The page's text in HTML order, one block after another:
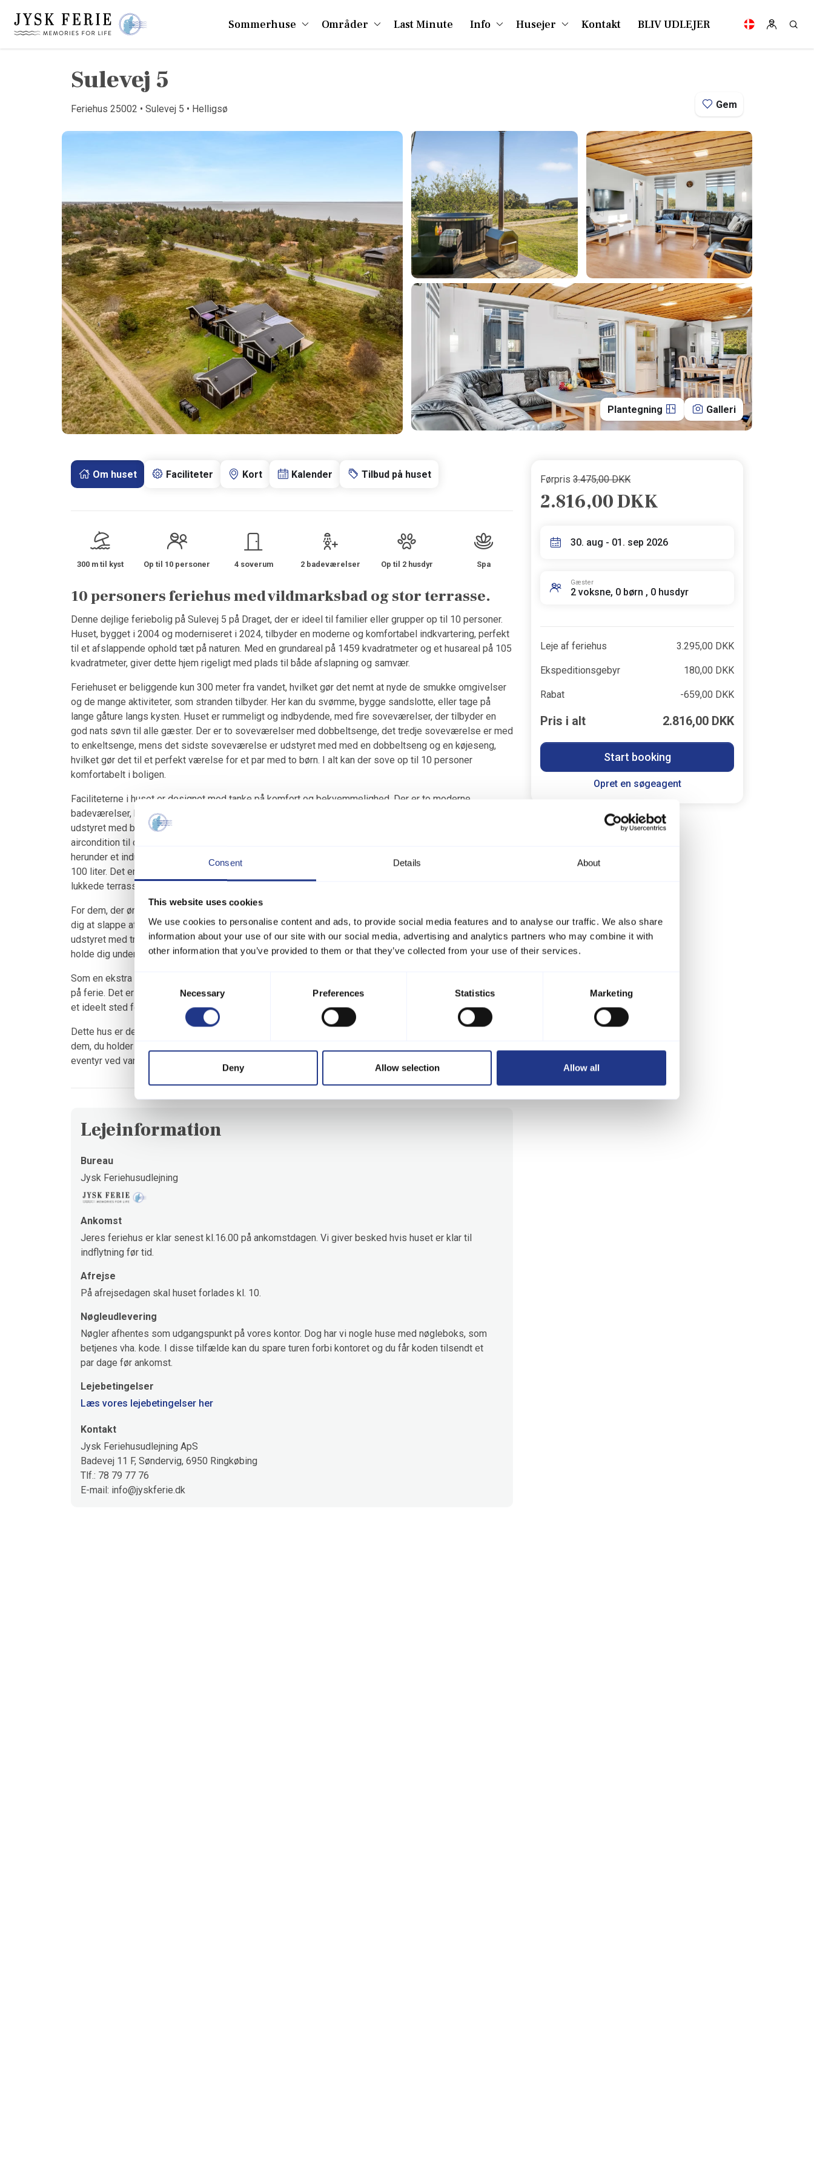
Consent Details About
This website uses cookies
We use cookies to personalise content and ads, to provide social media features and to analyse our traffic. We also share
information about your use of our site with our social media, advertising and analytics partners who may combine it with
other information that you’ve provided to them or that they’ve collected from your use of their services.
Necessary Preferences Statistics Marketing
Deny Allow selection Allow all
Sommerhuse Områder Last Minute Info Husejer Kontakt BLIV UDLEJER
Sulevej 5
Feriehus 25002 • Sulevej 5 • Helligsø Gem
Plantegning Galleri
Om huset Faciliteter Kort Kalender Tilbud på huset
300 m til kyst Op til 10 personer 4 soverum 2 badeværelser Op til 2 husdyr Spa
10 personers feriehus med vildmarksbad og stor terrasse.
Denne dejlige feriebolig på Sulevej 5 på Draget, der er ideel til familier eller grupper op til 10 personer.
Huset, bygget i 2004 og moderniseret i 2024, tilbyder en moderne og komfortabel indkvartering, perfekt
til et afslappende ophold tæt på naturen. Med en grundareal på 1459 kvadratmeter og et husareal på 105
kvadratmeter, giver dette hjem rigeligt med plads til både afslapning og samvær.
Feriehuset er beliggende kun 300 meter fra vandet, hvilket gør det nemt at nyde de smukke omgivelser
og de mange aktiviteter, som stranden tilbyder. Her kan du svømme, bygge sandslotte, eller tage på
lange gåture langs kysten. Huset er rummeligt og indbydende, med fire soveværelser, der tilbyder en
god nats søvn til alle gæster. Der er to soveværelser med dobbeltsenge, det tredje soveværelse er med
to enkeltsenge, mens det sidste soveværelse er udstyret med med en dobbeltseng og en køjeseng,
hvilket gør det til et perfekt værelse for et par med to børn. I alt kan der sove op til 10 personer
komfortabelt i boligen.
Faciliteterne i huset er designet med tanke på komfort og bekvemmelighed. Der er to moderne
badeværelser, begge med bruser, og gulvvarme på badeværelset for ekstra hygge. Huset er også
udstyret med både brændeovn og varmepumpe, så du kan holde varmen på de kølige aftener, og der er
aircondition til de varmere dage. I køkkenet finder du alt, hvad du behøver for at lave lækre måltider,
herunder et induktionskomfur, ovn, mikrobølgeovn, opvaskemaskine og et stort køleskab med fryser på
100 liter. Det er også muligt at nyde måltiderne udendørs på den overdækkede terrasse eller den
lukkede terrasse, perfekt til grillfester med familie og venner.
For dem, der ønsker lidt ekstra luksus, er der et vildmarksbad, der kan rumme op til 5 personer. Forestil
dig at slappe af i det varme vand under stjernerne efter en lang dag fyldt med aktiviteter. Huset er også
udstyret med trådløst internet, Chromecast og TV med både dansk og tysk programmering, så du kan
holde dig underholdt, når du har brug for at slappe af.
Som en ekstra bonus er der mulighed for at medbringe op til to husdyr, så hele familien kan komme med
på ferie. Det er dog vigtigt at bemærke, at ungdomsgrupper ikke er tilladt i denne bolig, hvilket gør det til
et ideelt sted for familier, der ønsker et roligt og sikkert miljø.
Dette hus er den perfekte base for at udforske områdets naturskønne skønhed og nyde kvalitetstid med
dem, du holder af. Uanset om du ønsker at slappe af i vildmarksbadet, grille på terrassen eller tage på
eventyr ved vandet, vil dette hus opfylde alle dine behov for en uforglemmelig ferie.
Lejeinformation
Bureau
Jysk Feriehusudlejning
Ankomst
Jeres feriehus er klar senest kl.16.00 på ankomstdagen. Vi giver besked hvis huset er klar til
indflytning før tid.
Afrejse
På afrejsedagen skal huset forlades kl. 10.
Nøgleudlevering
Nøgler afhentes som udgangspunkt på vores kontor. Dog har vi nogle huse med nøgleboks, som
betjenes vha. kode. I disse tilfælde kan du spare turen forbi kontoret og du får koden tilsendt et
par dage før ankomst.
Lejebetingelser
Læs vores lejebetingelser her
Kontakt
Jysk Feriehusudlejning ApS
Badevej 11 F, Søndervig, 6950 Ringkøbing
Tlf.: 78 79 77 76
E-mail: info@jyskferie.dk
Førpris 3.475,00 DKK
2.816,00 DKK
30. aug - 01. sep 2026
Gæster
2 voksne, 0 børn , 0 husdyr
Leje af feriehus 3.295,00 DKK
Ekspeditionsgebyr 180,00 DKK
Rabat -659,00 DKK
Pris i alt 2.816,00 DKK
Start booking
Opret en søgeagent